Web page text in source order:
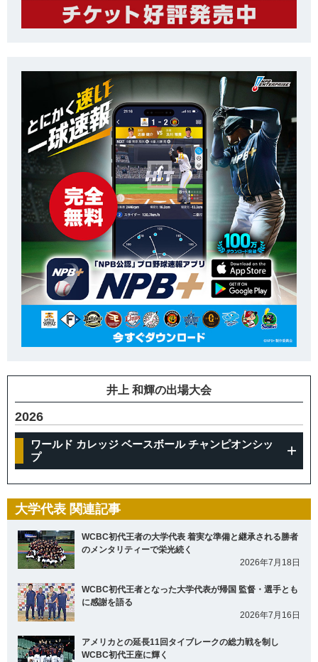
井上 和輝の出場大会
2026
ワールド カレッジ ベースボール チャンピオンシッ
プ
大学代表 関連記事
WCBC初代王者の大学代表 着実な準備と継承される勝者
のメンタリティーで栄光続く
2026年7月18日
WCBC初代王者となった大学代表が帰国 監督・選手とも
に感謝を語る
2026年7月16日
アメリカとの延長11回タイブレークの総力戦を制し
WCBC初代王座に輝く